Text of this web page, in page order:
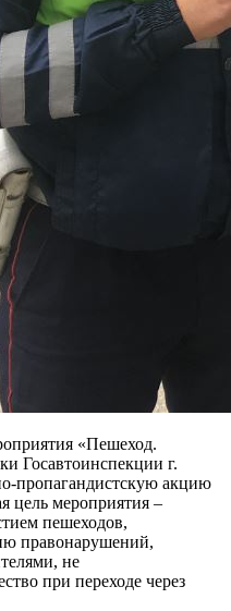
«Пешеход.
Госавтоинспекции г.
пропагандистскую акцию
цель мероприятия –
пешеходов,
правонарушений,
не
при переходе через